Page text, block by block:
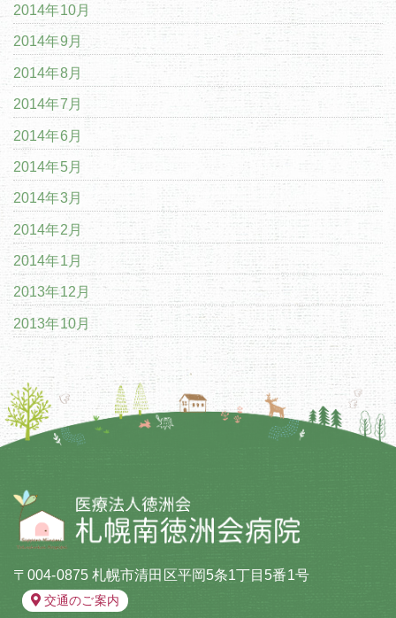
2014年10月
2014年9月
2014年8月
2014年7月
2014年6月
2014年5月
2014年3月
2014年2月
2014年1月
2013年12月
2013年10月
〒004-0875 札幌市清田区平岡5条1丁目5番1号
交通のご案内